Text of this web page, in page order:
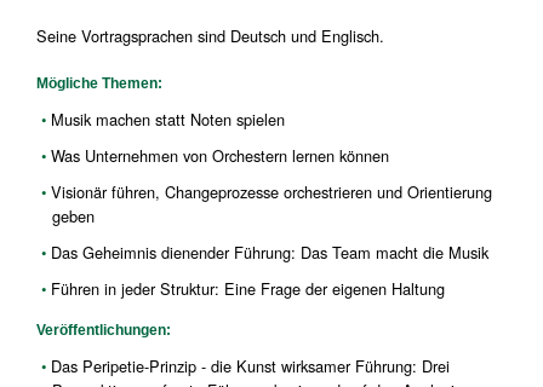
Seine Vortragsprachen sind Deutsch und Englisch.
Mögliche Themen:
Musik machen statt Noten spielen
Was Unternehmen von Orchestern lernen können
Visionär führen, Changeprozesse orchestrieren und Orientierung
geben
Das Geheimnis dienender Führung: Das Team macht die Musik
Führen in jeder Struktur: Eine Frage der eigenen Haltung
Veröffentlichungen:
Das Peripetie-Prinzip - die Kunst wirksamer Führung: Drei